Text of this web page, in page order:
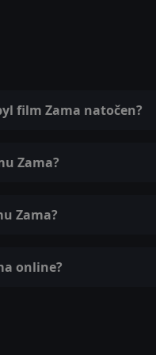
film Zama natočen?
Zama?
Zama?
online?